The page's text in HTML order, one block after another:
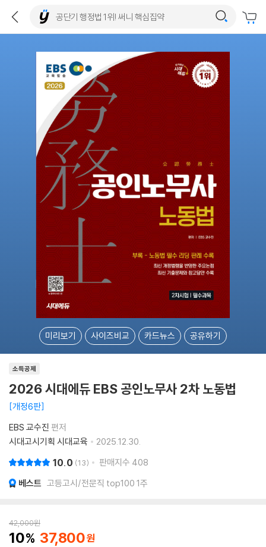
미리보기 사이즈비교 카드뉴스 공유하기
소득공제
2026 시대에듀 EBS 공인노무사 2차 노동법
개정6판
EBS 교수진 편저
시대고시기획 시대교육
2025.12.30.
10.0 13 판매지수 408
베스트 고등고시/전문직 top100 1주
42,000원
10 37,800